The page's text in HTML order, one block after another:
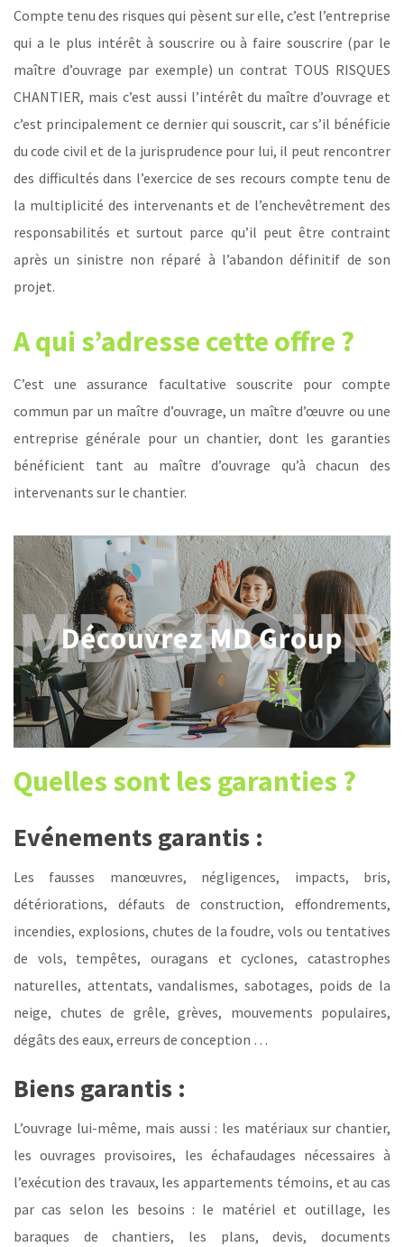
Compte tenu des risques qui pèsent sur elle, c’est l’entreprise
qui a le plus intérêt à souscrire ou à faire souscrire (par le
maître d’ouvrage par exemple) un contrat TOUS RISQUES
CHANTIER, mais c’est aussi l’intérêt du maître d’ouvrage et
c’est principalement ce dernier qui souscrit, car s’il bénéficie
du code civil et de la jurisprudence pour lui, il peut rencontrer
des difficultés dans l’exercice de ses recours compte tenu de
la multiplicité des intervenants et de l’enchevêtrement des
responsabilités et surtout parce qu’il peut être contraint
après un sinistre non réparé à l’abandon définitif de son
projet.
A qui s’adresse cette offre ?
C’est une assurance facultative souscrite pour compte
commun par un maître d’ouvrage, un maître d’œuvre ou une
entreprise générale pour un chantier, dont les garanties
bénéficient tant au maître d’ouvrage qu’à chacun des
intervenants sur le chantier.
Quelles sont les garanties ?
Evénements garantis :
Les fausses manœuvres, négligences, impacts, bris,
détériorations, défauts de construction, effondrements,
incendies, explosions, chutes de la foudre, vols ou tentatives
de vols, tempêtes, ouragans et cyclones, catastrophes
naturelles, attentats, vandalismes, sabotages, poids de la
neige, chutes de grêle, grèves, mouvements populaires,
dégâts des eaux, erreurs de conception …
Biens garantis :
L’ouvrage lui-même, mais aussi : les matériaux sur chantier,
les ouvrages provisoires, les échafaudages nécessaires à
l’exécution des travaux, les appartements témoins, et au cas
par cas selon les besoins : le matériel et outillage, les
baraques de chantiers, les plans, devis, documents